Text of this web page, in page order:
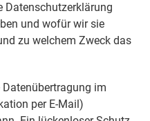
Datenschutzerklärung
und wofür wir sie
zu welchem Zweck das
im
per E-Mail)